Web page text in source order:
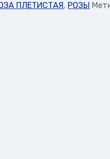
ПЛЕТИСТАЯ, РОЗЫ